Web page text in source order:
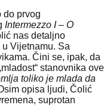
do prvog
Intermezzo I – O
nas detaljno
Vijetnamu. Sa
Čini se, ipak, da
stanovnika ove
toliko je mlada da
opisa ljudi, Čolić
suprotan